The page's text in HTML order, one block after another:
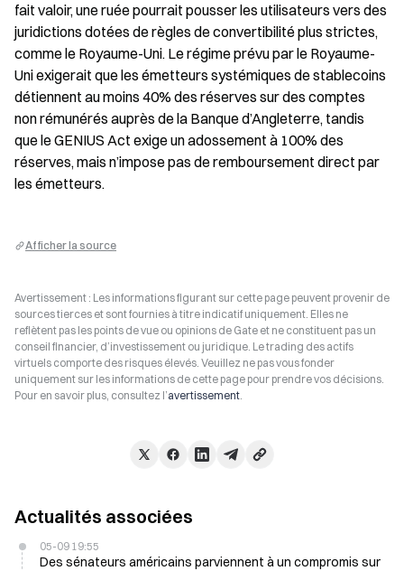
fait valoir, une ruée pourrait pousser les utilisateurs vers des
juridictions dotées de règles de convertibilité plus strictes,
comme le Royaume-Uni. Le régime prévu par le Royaume-
Uni exigerait que les émetteurs systémiques de stablecoins
détiennent au moins 40% des réserves sur des comptes
non rémunérés auprès de la Banque d’Angleterre, tandis
que le GENIUS Act exige un adossement à 100% des
réserves, mais n’impose pas de remboursement direct par
les émetteurs.
Afficher la source
Avertissement : Les informations figurant sur cette page peuvent provenir de
sources tierces et sont fournies à titre indicatif uniquement. Elles ne
reflètent pas les points de vue ou opinions de Gate et ne constituent pas un
conseil financier, d’investissement ou juridique. Le trading des actifs
virtuels comporte des risques élevés. Veuillez ne pas vous fonder
uniquement sur les informations de cette page pour prendre vos décisions.
Pour en savoir plus, consultez l’avertissement.
Actualités associées
05-09 19:55
Des sénateurs américains parviennent à un compromis sur